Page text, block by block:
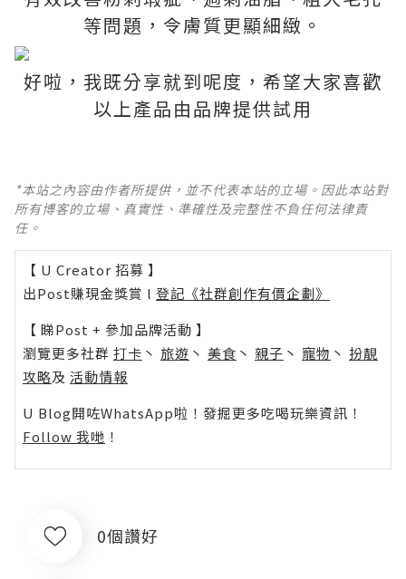
等問題，令膚質更顯細緻。
好啦，我既分享就到呢度，希望大家喜歡
以上產品由品牌提供試用
*本站之內容由作者所提供，並不代表本站的立場。因此本站對
所有博客的立場、真實性、準確性及完整性不負任何法律責
任。
【 U Creator 招募 】
出Post賺現金獎賞 l 登記《社群創作有價企劃》
【 睇Post + 參加品牌活動 】
瀏覽更多社群 打卡 丶 旅遊 丶 美食 丶 親子 丶 寵物 丶 扮靚
攻略及 活動情報
U Blog開咗WhatsApp啦！發掘更多吃喝玩樂資訊！
Follow 我哋 ！
0個讚好